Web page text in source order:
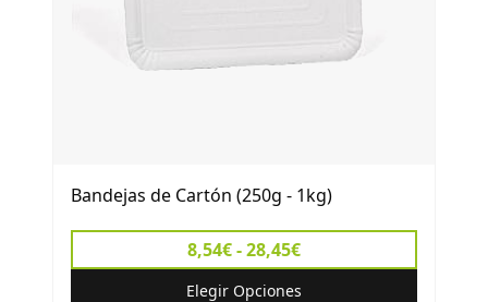
Bandejas de Cartón (250g - 1kg)
8,54€ - 28,45€
Elegir Opciones